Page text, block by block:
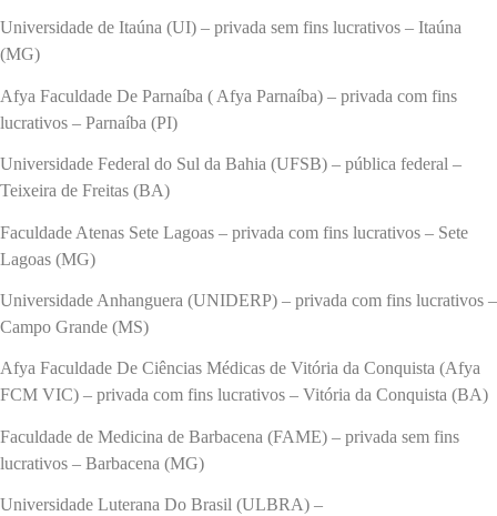
Universidade de Itaúna (UI) – privada sem fins lucrativos – Itaúna
(MG)
Afya Faculdade De Parnaíba ( Afya Parnaíba) – privada com fins
lucrativos – Parnaíba (PI)
Universidade Federal do Sul da Bahia (UFSB) – pública federal –
Teixeira de Freitas (BA)
Faculdade Atenas Sete Lagoas – privada com fins lucrativos – Sete
Lagoas (MG)
Universidade Anhanguera (UNIDERP) – privada com fins lucrativos –
Campo Grande (MS)
Afya Faculdade De Ciências Médicas de Vitória da Conquista (Afya
FCM VIC) – privada com fins lucrativos – Vitória da Conquista (BA)
Faculdade de Medicina de Barbacena (FAME) – privada sem fins
lucrativos – Barbacena (MG)
Universidade Luterana Do Brasil (ULBRA) –